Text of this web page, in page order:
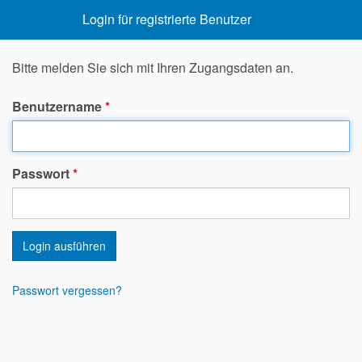
Login für registrierte Benutzer
Bitte melden Sie sich mit Ihren Zugangsdaten an.
Benutzername*
Passwort*
Login ausführen
Passwort vergessen?